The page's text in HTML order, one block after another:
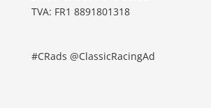
TVA: FR1 8891801318
#CRads @ClassicRacingAd